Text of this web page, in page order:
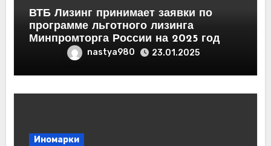
ВТБ Лизинг принимает заявки по
программе льготного лизинга
Минпромторга России на 2025 год
nastya980 23.01.2025
Иномарки